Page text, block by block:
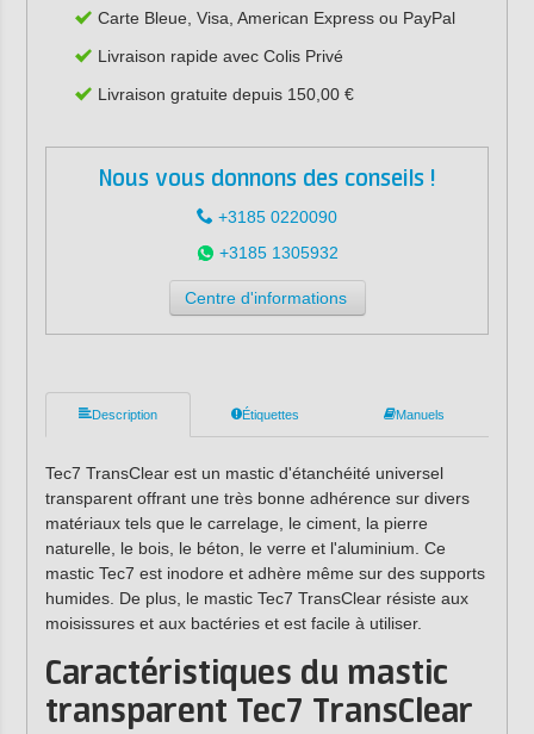
Carte Bleue, Visa, American Express ou PayPal
Livraison rapide avec Colis Privé
Livraison gratuite depuis 150,00 €
Nous vous donnons des conseils !
+3185 0220090
+3185 1305932
Centre d'informations
Description Étiquettes Manuels
Tec7 TransClear est un mastic d'étanchéité universel
transparent offrant une très bonne adhérence sur divers
matériaux tels que le carrelage, le ciment, la pierre
naturelle, le bois, le béton, le verre et l'aluminium. Ce
mastic Tec7 est inodore et adhère même sur des supports
humides. De plus, le mastic Tec7 TransClear résiste aux
moisissures et aux bactéries et est facile à utiliser.
Caractéristiques du mastic
transparent Tec7 TransClear